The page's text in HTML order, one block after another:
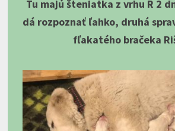
Tu majú šteniatka z vrhu R 2
dá rozpoznať ľahko, druhá
fľakatého bračeka